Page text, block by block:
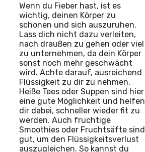
Wenn du Fieber hast, ist es
wichtig, deinen Körper zu
schonen und sich auszuruhen.
Lass dich nicht dazu verleiten,
nach draußen zu gehen oder viel
zu unternehmen, da dein Körper
sonst noch mehr geschwächt
wird. Achte darauf, ausreichend
Flüssigkeit zu dir zu nehmen.
Heiße Tees oder Suppen sind hier
eine gute Möglichkeit und helfen
dir dabei, schneller wieder fit zu
werden. Auch fruchtige
Smoothies oder Fruchtsäfte sind
gut, um den Flüssigkeitsverlust
auszugleichen. So kannst du